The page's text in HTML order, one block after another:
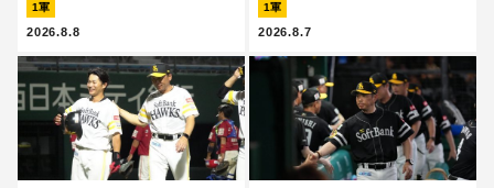
1軍
2026.8.8
1軍
2026.8.7